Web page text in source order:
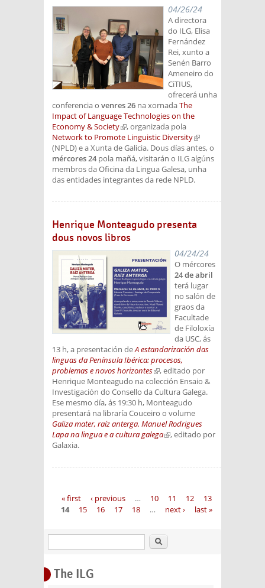
04/26/24
A directora
do ILG, Elisa
Fernández
Rei, xunto a
Senén Barro
Ameneiro do
CiTIUS,
ofrecerá unha
conferencia o venres 26 na xornadaThe
Impact of Language Technologies on the
Economy & Society(link is external)
, organizada pola
Network to Promote Linguistic Diversity(link is
external)
(NPLD) e a Xunta de Galicia. Dous días antes, o
mércores 24pola mañá, visitarán o ILG algúns
membros da Oficina da Lingua Galesa, unha
das entidades integrantes da rede NPLD.
Henrique Monteagudo presenta
dous novos libros
04/24/24
O mércores
24 de abril
terá lugar
no salón de
graos da
Facultade
de Filoloxía
da USC, ás
13 h, a presentación deA estandarización das
linguas da Península Ibérica: procesos,
problemas e novos horizontes(link is external)
, editado por
Henrique Monteagudo na colección Ensaio &
Investigación do Consello da Cultura Galega.
Ese mesmo día, ás 19:30 h, Monteagudo
presentará na libraría Couceiro o volume
Galiza mater, raíz anterga. Manuel Rodrigues
Lapa na lingua e a cultura galega(link is external)
, editado por
Galaxia.
Pages
« first ‹ previous … 10 11 12
13
14
15 16 17 18 … next › last »
Search
The ILG